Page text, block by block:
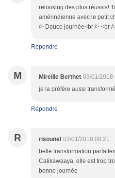
relooking des plus réussis!
amérindienne avec le petit
/> Douce journée<br /> <br /
Répondre
M Mireille Berthet 03/01/2018
je la préfère aussi
Répondre
R risounel 03/01/2018 08:21
belle transformation
Calikawaaya, elle est trop
bonne journée